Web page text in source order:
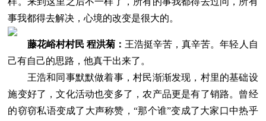
事我都得去解决，心境的改变是很大的。
藤花峪村村民 程洪菊： 王浩挺辛苦，真辛苦。年轻人自
己有自己的思路，他真干出来了。
王浩和同事默默做着事，村民渐渐发现，村里的基础设
施变好了，文化活动也变多了，农产品更是有了销路。曾经
的窃窃私语变成了大声称赞，“那个谁”变成了大家口中热乎